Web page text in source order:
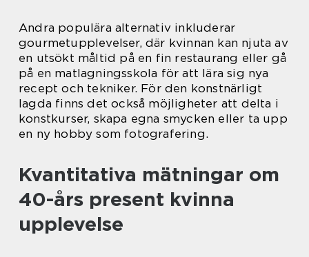
Andra populära alternativ inkluderar
gourmetupplevelser, där kvinnan kan njuta av
en utsökt måltid på en fin restaurang eller gå
på en matlagningsskola för att lära sig nya
recept och tekniker. För den konstnärligt
lagda finns det också möjligheter att delta i
konstkurser, skapa egna smycken eller ta upp
en ny hobby som fotografering.
Kvantitativa mätningar om
40-års present kvinna
upplevelse